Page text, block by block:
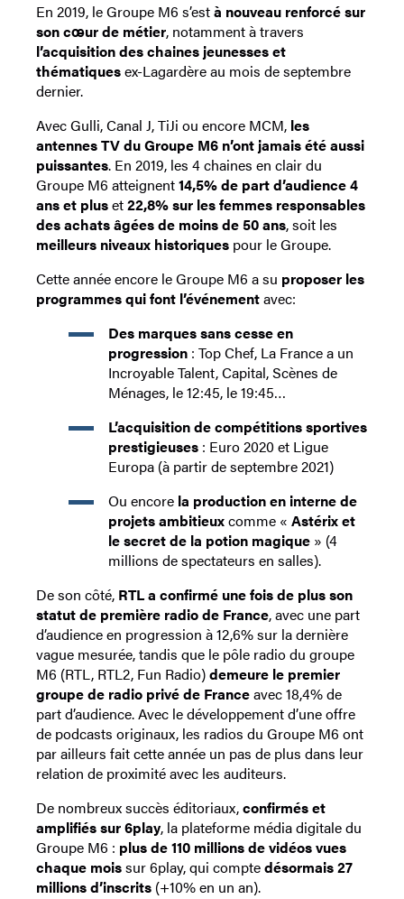
En 2019, le Groupe M6 s’està nouveau renforcé sur
son cœur de métier, notamment à travers
l’acquisition des chaines jeunesses et
thématiquesex-Lagardère au mois de septembre
dernier.
Avec Gulli, Canal J, TiJi ou encore MCM, les
antennes TV du Groupe M6 n’ont jamais été aussi
puissantes. En 2019, les 4 chaines en clair du
Groupe M6 atteignent14,5% de part d’audience 4
ans et pluset22,8% sur les femmes responsables
des achats âgées de moins de 50 ans, soit les
meilleurs niveaux historiques pour le Groupe.
Cette année encore le Groupe M6 a su proposer les
programmes qui font l’événementavec:
Des marques sans cesse en
progression : Top Chef, La France a un
Incroyable Talent, Capital, Scènes de
Ménages, le 12:45, le 19:45…
L’acquisition de compétitions sportives
prestigieuses : Euro 2020 et Ligue
Europa (à partir de septembre 2021)
Ou encore la production en interne de
projets ambitieuxcomme « Astérix et
le secret de la potion magique » (4
millions de spectateurs en salles).
De son côté, RTL a confirmé une fois de plus son
statut de première radio de France, avec une part
d’audience en progression à 12,6% sur la dernière
vague mesurée, tandis que le pôle radio du groupe
M6 (RTL, RTL2, Fun Radio)demeure le premier
groupe de radio privé de Franceavec 18,4% de
part d’audience. Avec le développement d’une offre
de podcasts originaux, les radios du Groupe M6 ont
par ailleurs fait cette année un pas de plus dans leur
relation de proximité avec les auditeurs.
De nombreux succès éditoriaux,confirmés et
amplifiés sur 6play, la plateforme média digitale du
Groupe M6 : plus de 110 millions de vidéos vues
chaque moissur 6play, qui comptedésormais 27
millions d’inscrits (+10% en un an).